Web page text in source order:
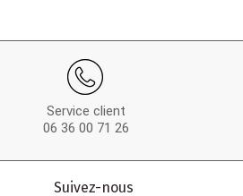
Service client
06 36 00 71 26
Suivez-nous